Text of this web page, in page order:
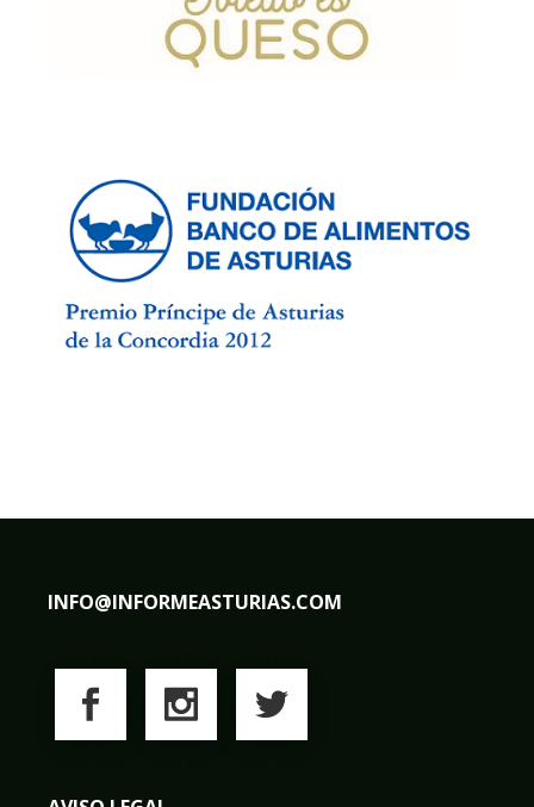
INFO@INFORMEASTURIAS.COM